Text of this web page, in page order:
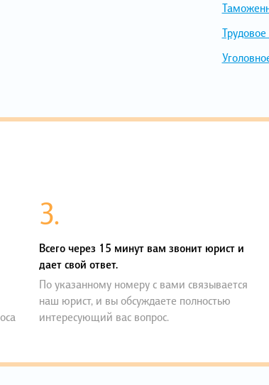
3.
Всего через 15 минут вам звонит юрист и
дает свой ответ.
По указанному номеру с вами связывается
наш юрист, и вы обсуждаете полностью
интересующий вас вопрос.